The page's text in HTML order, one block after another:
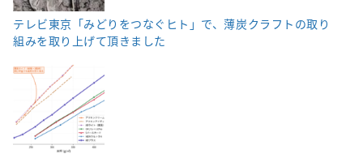
テレビ東京「みどりをつなぐヒト」で、薄炭クラフトの取り
組みを取り上げて頂きました